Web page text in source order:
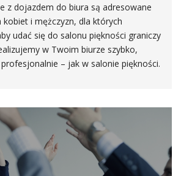
z dojazdem do biura są adresowane
kobiet i mężczyzn, dla których
udać się do salonu piękności graniczy
w Twoim biurze szybko,
profesjonalnie – jak w salonie piękności.